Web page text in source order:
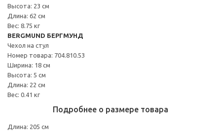
Высота: 23 см
Длина: 62 см
Вес: 8.75 кг
BERGMUND БЕРГМУНД
Чехол на стул
Номер товара: 704.810.53
Ширина: 18 см
Высота: 5 см
Длина: 22 см
Вес: 0.41 кг
Подробнее о размере товара
Длина: 205 см